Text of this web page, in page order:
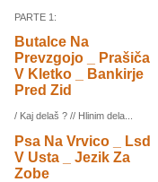
PARTE 1:
Butalce Na
Prevzgojo _ Prašiča
V Kletko _ Bankirje
Pred Zid
/ Kaj delaš ? // Hlinim dela...
Psa Na Vrvico _ Lsd
V Usta _ Jezik Za
Zobe